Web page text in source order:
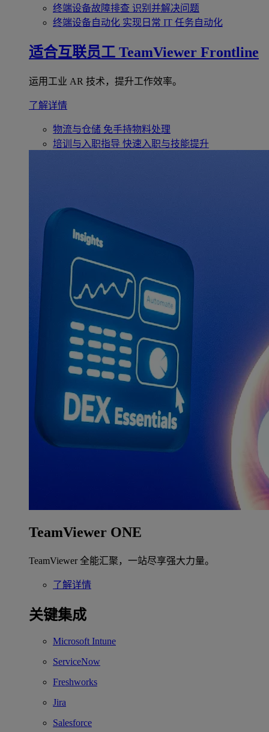
终端设备故障排查 识别并解决问题
终端设备自动化 实现日常 IT 任务自动化
适合互联员工 TeamViewer Frontline
运用工业 AR 技术，提升工作效率。
了解详情
物流与仓储 免手持物料处理
培训与入职指导 快速入职与技能提升
TeamViewer ONE
TeamViewer 全能汇聚，一站尽享强大力量。
了解详情
关键集成
Microsoft Intune
ServiceNow
Freshworks
Jira
Salesforce